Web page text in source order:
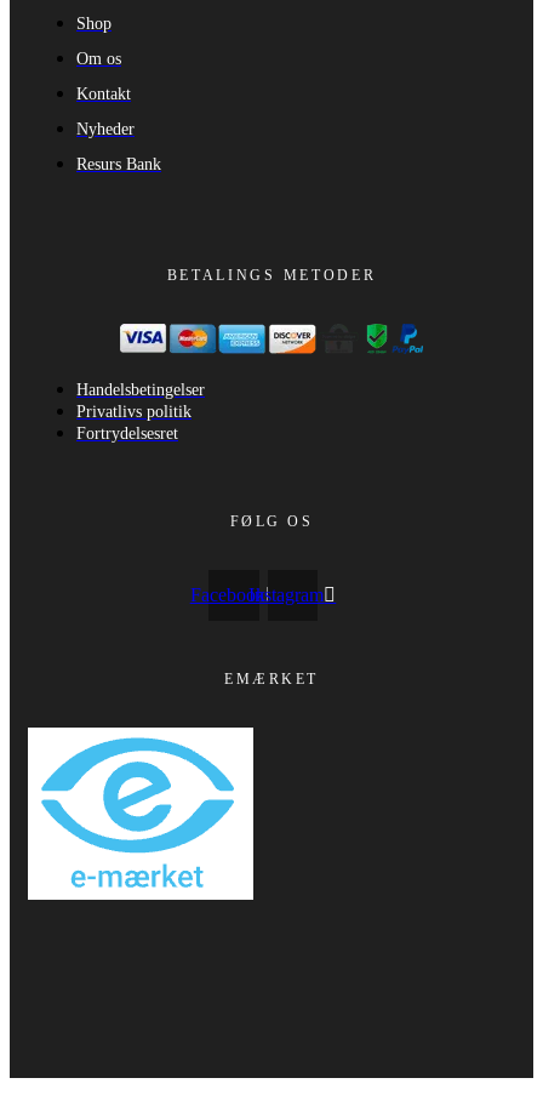
Shop
Om os
Kontakt
Nyheder
Resurs Bank
BETALINGS METODER
Handelsbetingelser
Privatlivs politik
Fortrydelsesret
FØLG OS
FacebookInstagram
EMÆRKET